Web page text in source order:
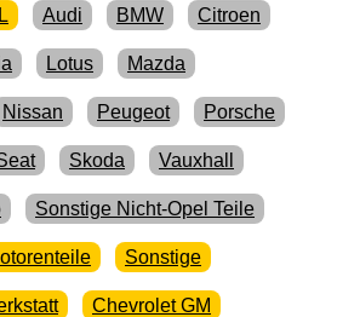
Audi BMW Citroen
Lotus Mazda
Nissan Peugeot Porsche
Skoda Vauxhall
Sonstige Nicht-Opel Teile
Sonstige
Chevrolet GM